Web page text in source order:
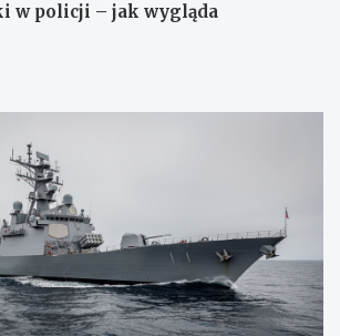
w policji – jak wygląda